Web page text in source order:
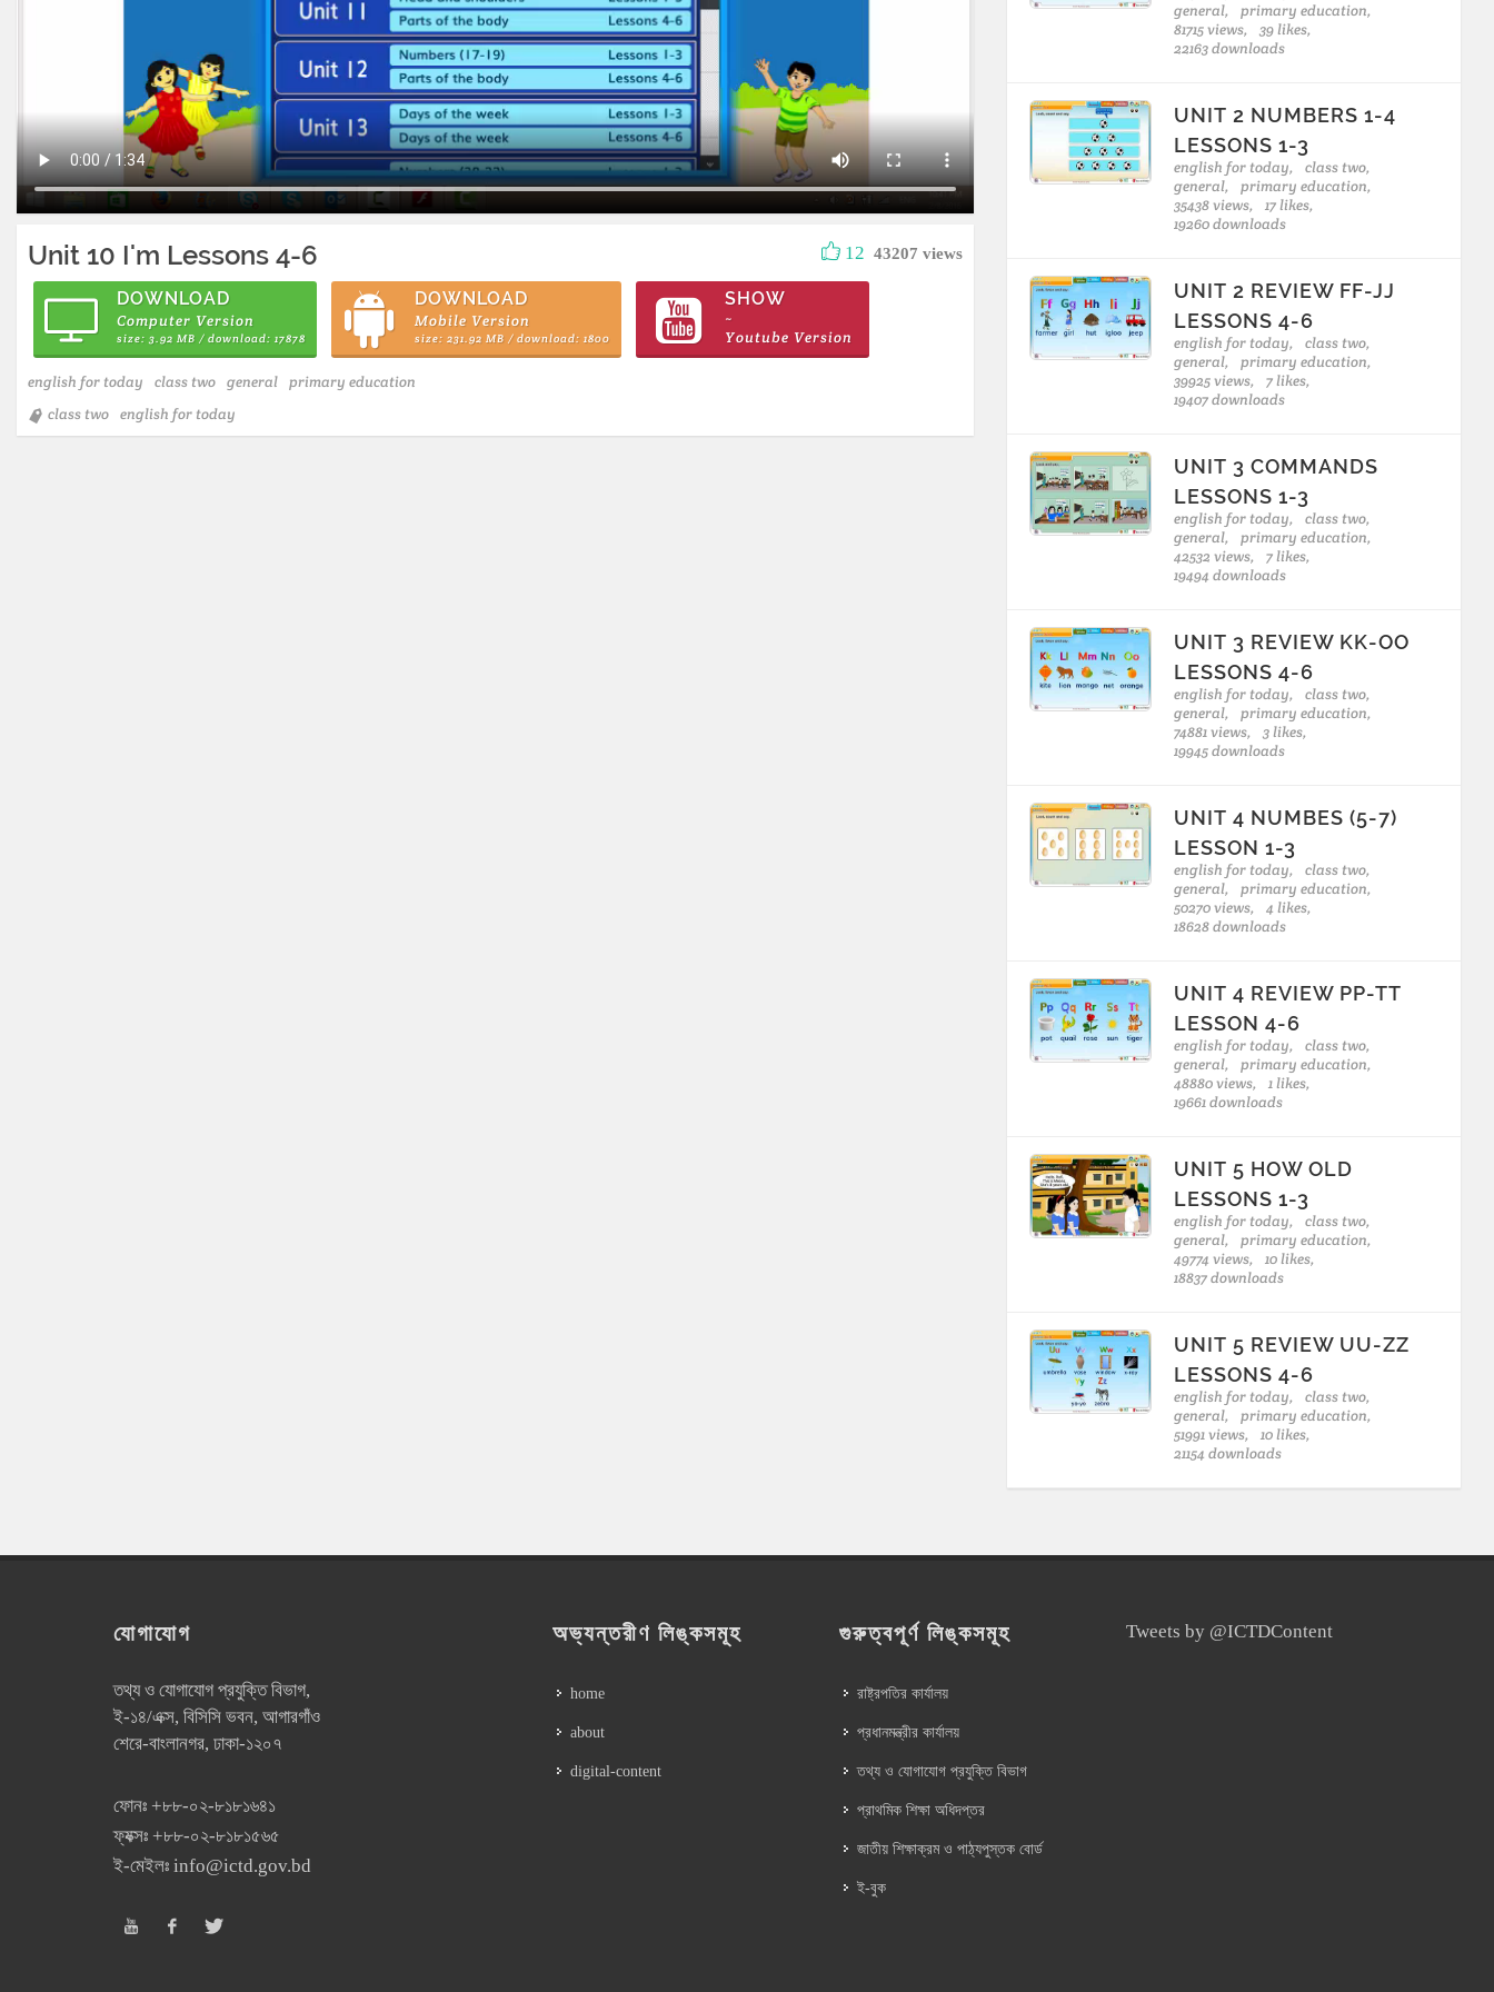
Unit 10 I'm Lessons 4-6 12 43207 views
DOWNLOAD
Computer Version
size: 3.92 MB / download: 17878
DOWNLOAD
Mobile Version
size: 231.92 MB / download: 1800
SHOW
~
Youtube Version
english for today class two general primary education
class two english for today
general,
primary education,
81715 views,
39 likes,
22163 downloads
UNIT 2 NUMBERS 1-4
LESSONS 1-3
english for today,
class two,
general,
primary education,
35438 views,
17 likes,
19260 downloads
UNIT 2 REVIEW FF-JJ
LESSONS 4-6
english for today,
class two,
general,
primary education,
39925 views,
7 likes,
19407 downloads
UNIT 3 COMMANDS
LESSONS 1-3
english for today,
class two,
general,
primary education,
42532 views,
7 likes,
19494 downloads
UNIT 3 REVIEW KK-OO
LESSONS 4-6
english for today,
class two,
general,
primary education,
74881 views,
3 likes,
19945 downloads
UNIT 4 NUMBES (5-7)
LESSON 1-3
english for today,
class two,
general,
primary education,
50270 views,
4 likes,
18628 downloads
UNIT 4 REVIEW PP-TT
LESSON 4-6
english for today,
class two,
general,
primary education,
48880 views,
1 likes,
19661 downloads
UNIT 5 HOW OLD
LESSONS 1-3
english for today,
class two,
general,
primary education,
49774 views,
10 likes,
18837 downloads
UNIT 5 REVIEW UU-ZZ
LESSONS 4-6
english for today,
class two,
general,
primary education,
51991 views,
10 likes,
21154 downloads
যোগাযোগ
তথ্য ও যোগাযোগ প্রযুক্তি বিভাগ,
ই-১৪/এক্স, বিসিসি ভবন, আগারগাঁও
শেরে-বাংলানগর, ঢাকা-১২০৭
ফোনঃ +৮৮-০২-৮১৮১৬৪১
ফ্যক্সঃ +৮৮-০২-৮১৮১৫৬৫
ই-মেইলঃ info@ictd.gov.bd
অভ্যন্তরীণ লিঙ্কসমূহ
home
about
digital-content
গুরুত্বপূর্ণ লিঙ্কসমূহ
রাষ্ট্রপতির কার্যালয়
প্রধানমন্ত্রীর কার্যালয়
তথ্য ও যোগাযোগ প্রযুক্তি বিভাগ
প্রাথমিক শিক্ষা অধিদপ্তর
জাতীয় শিক্ষাক্রম ও পাঠ্যপুস্তক বোর্ড
ই-বুক
Tweets by @ICTDContent